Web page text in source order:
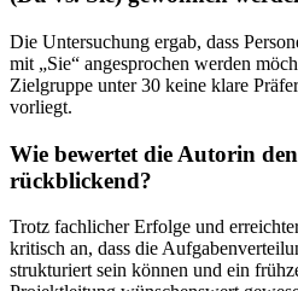
Die Untersuchung ergab, dass
mit „Sie“ angesprochen werden
Zielgruppe unter 30 keine klare
vorliegt.
Wie bewertet die Autorin
rückblickend?
Trotz fachlicher Erfolge und
kritisch an, dass die
strukturiert sein können und ein